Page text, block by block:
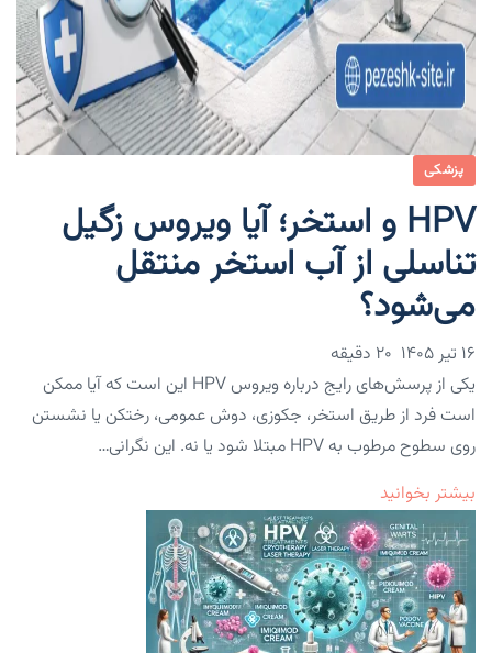
پزشکی
HPV و استخر؛ آیا ویروس زگیل
تناسلی از آب استخر منتقل
می‌شود؟
۱۶ تیر ۱۴۰۵
یکی از پرسش‌های رایج درباره ویروس HPV این است که آیا ممکن
است فرد از طریق استخر، جکوزی، دوش عمومی، رختکن یا نشستن
روی سطوح مرطوب به HPV مبتلا شود یا نه. این نگرانی…
بیشتر بخوانید